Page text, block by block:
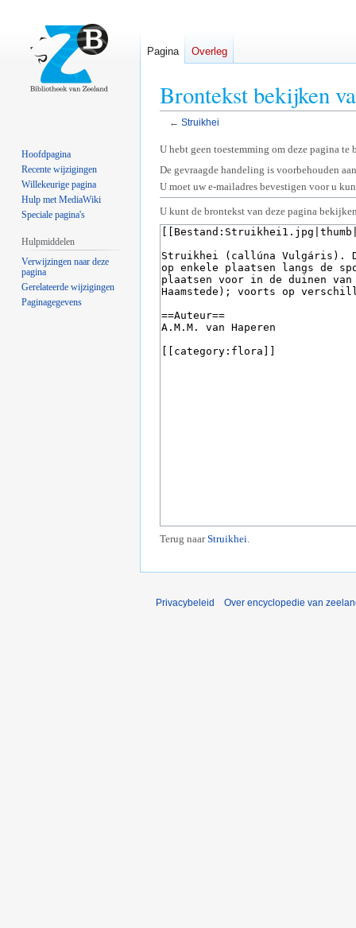
Brontekst bekijken
← Struikhei
Naar
navigatie
springen
Naar
zoeken
springen
U hebt geen toestemming om deze pagina te
De gevraagde handeling is voorbehouden
U moet uw e-mailadres bevestigen voor u
U kunt de brontekst van deze pagina
Terug naarStruikhei.
Pagina Overleg
Hoofdpagina
Recente wijzigingen
Willekeurige pagina
Hulp met MediaWiki
Speciale pagina's
Hulpmiddelen
Verwijzingen naar deze
pagina
Gerelateerde wijzigingen
Paginagegevens
Privacybeleid Over encyclopedie van